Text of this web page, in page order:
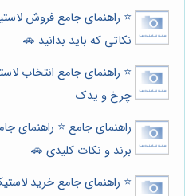
⭐️ راهنمای جامع فروش
نکاتی که باید بدانید 🚗
⭐️ راهنمای جامع انتخاب
چرخ و یدک
راهنمای جامع ⭐️ راهنمای
برند و نکات کلیدی 🚗
⭐️ راهنمای جامع خرید